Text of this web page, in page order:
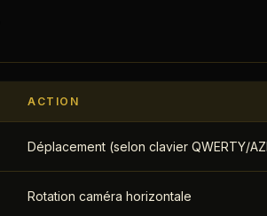
ACTION
Déplacement (selon clavier QWERTY/
Rotation caméra horizontale